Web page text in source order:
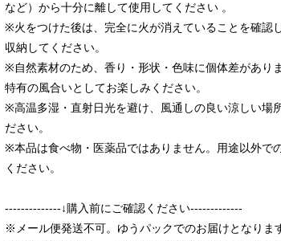
など）から十分に離して使用してください 。
※火をつけた後は、完全に火が消えていることを確認
収納してください。
※自然素材のため、香り・形状・色味に個体差があり
特有の風合いとしてお楽しみください。
※高温多湿・直射日光を避け、風通しの良い涼しい場
ださい。
※本品は食べ物・医薬品ではありません。用途以外で
ください。
--------------↓購入前にご確認ください-------------
※メール便発送不可。ゆうパックでのお届けとなりま